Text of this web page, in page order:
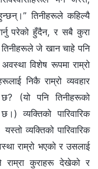
तिनीहरूले कहिल्यै
परेको हुँदैन, र सबै कुरा
जे खान चाहे पनि
विशेष रूपमा राम्रो
निकै राम्रो व्यवहार
(यो पनि तिनीहरूको
व्यक्तिको पारिवारिक
व्यक्तिको पारिवारिक
राम्रो भएको र उसलाई
राम्रा कुराहरू देखेको र